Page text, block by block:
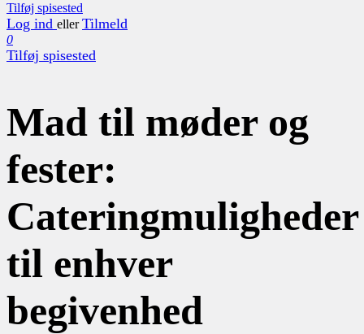
Tilføj spisested
Log ind eller Tilmeld
0
Tilføj spisested
Mad til møder og
fester:
Cateringmuligheder
til enhver
begivenhed